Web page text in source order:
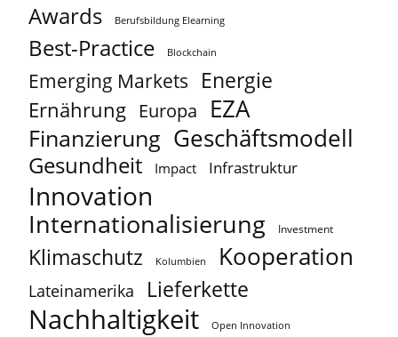
Awards Berufsbildung Elearning
Best-Practice Blockchain
Emerging Markets Energie
Ernährung Europa EZA
Finanzierung Geschäftsmodell
Gesundheit Impact Infrastruktur
Innovation
Internationalisierung Investment
Klimaschutz Kolumbien Kooperation
Lateinamerika Lieferkette
Nachhaltigkeit Open Innovation